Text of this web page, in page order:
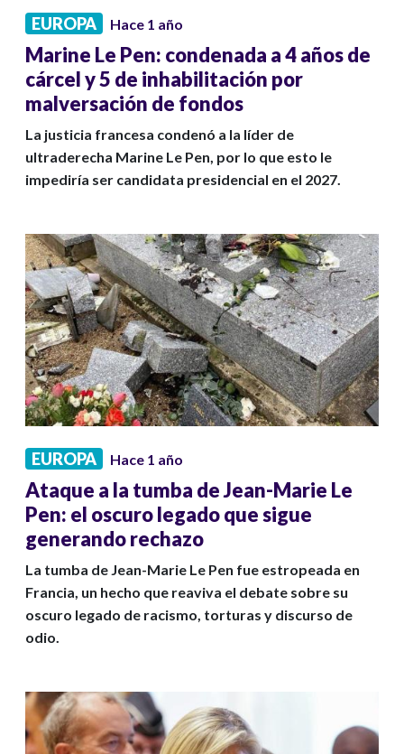
EUROPA Hace 1 año
Marine Le Pen: condenada a 4 años de
cárcel y 5 de inhabilitación por
malversación de fondos
La justicia francesa condenó a la líder de
ultraderecha Marine Le Pen, por lo que esto le
impediría ser candidata presidencial en el 2027.
EUROPA Hace 1 año
Ataque a la tumba de Jean-Marie Le
Pen: el oscuro legado que sigue
generando rechazo
La tumba de Jean-Marie Le Pen fue estropeada en
Francia, un hecho que reaviva el debate sobre su
oscuro legado de racismo, torturas y discurso de
odio.